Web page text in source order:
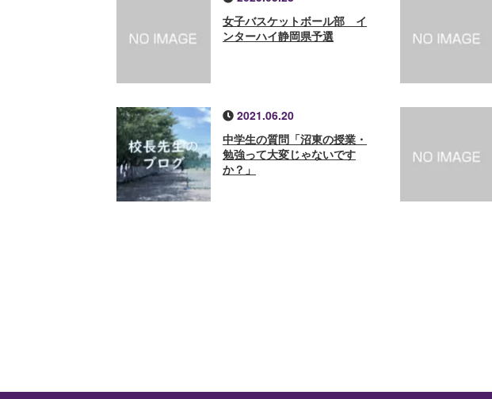
女子バスケットボール部 イ
ンターハイ静岡県予選
2021.06.20
中学生の質問「沼東の授業・
勉強って大変じゃないです
か？」